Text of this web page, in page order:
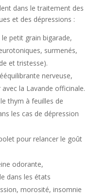
dans le traitement des
et des dépressions :
petit grain bigarade,
surmenés,
et tristesse).
nerveuse,
la Lavande officinale.
thym à feuilles de
les cas de dépression
pour relancer le goût
odorante,
dans les états
morosité, insomnie